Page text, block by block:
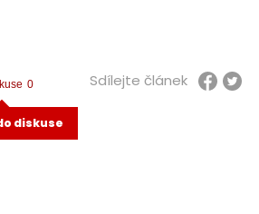
0
diskuse
Sdílejte článek